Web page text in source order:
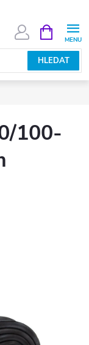
HLEDAT
NÁKUPNÍ
KOŠÍK
100-